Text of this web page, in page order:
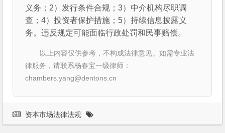
义务；2）发行条件合规；3）中介机构尽职调
查；4）投资者保护措施；5）持续信息披露义
务。违反规定可能面临行政处罚和民事赔偿。
以上内容仅供参考，不构成法律意见。如需专业法
律服务，请联系杨春宝一级律师：
chambers.yang@dentons.cn
资本市场法律法规